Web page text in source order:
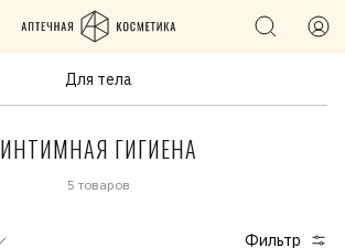
Для тела
ИНТИМНАЯ ГИГИЕНА
5 товаров
Фильтр